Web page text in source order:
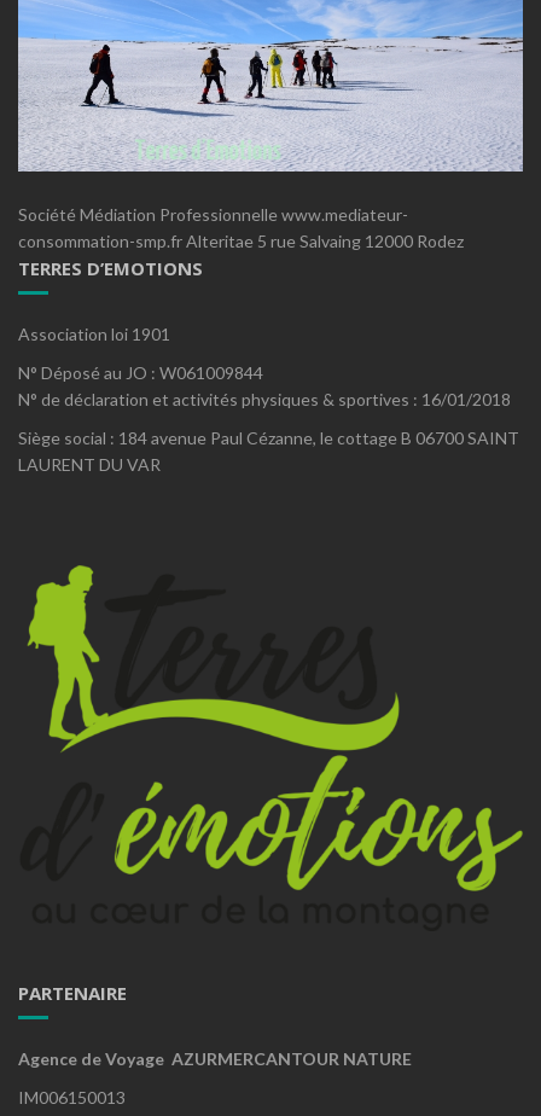
Société Médiation Professionnelle www.mediateur-
consommation-smp.fr Alteritae 5 rue Salvaing 12000 Rodez
TERRES D’EMOTIONS
Association loi 1901
N° Déposé au JO : W061009844
N° de déclaration et activités physiques & sportives : 16/01/2018
Siège social : 184 avenue Paul Cézanne, le cottage B 06700 SAINT
LAURENT DU VAR
PARTENAIRE
Agence de Voyage AZURMERCANTOUR NATURE
IM006150013